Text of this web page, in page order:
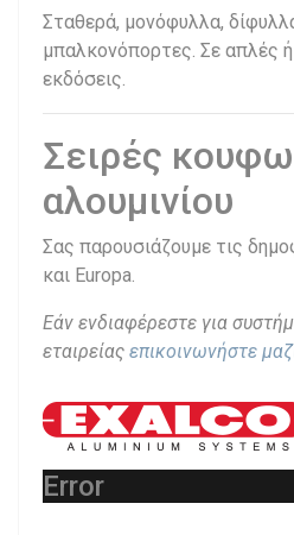
Σταθερά, μονόφυλλα,
μπαλκονόπορτες. Σε απλές
εκδόσεις.
Σειρές
αλουμινίου
Σας παρουσιάζουμε τις
και Europa.
Εάν ενδιαφέρεστε για
εταιρείας επικοινωνήστε
Error